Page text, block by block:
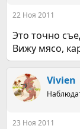
22 Ноя 2011
Это точно
Вижу мясо,
Vivien
23 Ноя 2011